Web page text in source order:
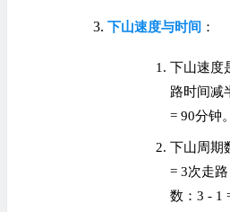
下山速度与时间 ：
下山速度
路时间减
= 90分钟。
下山周期
= 3次走
数：3 - 1